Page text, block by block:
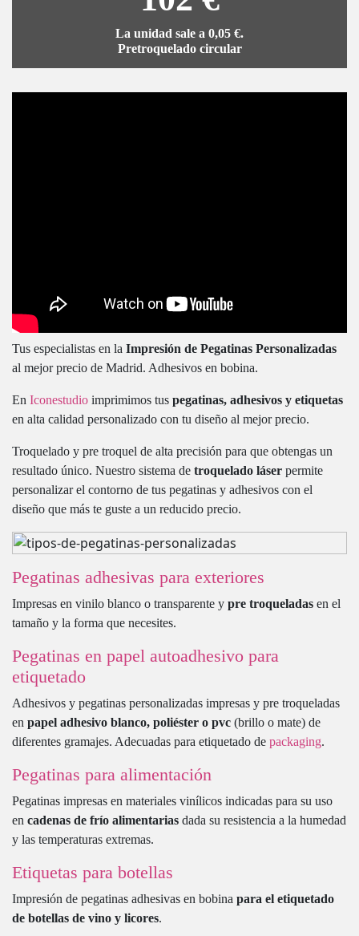
La unidad sale a 0,05 €.
Pretroquelado circular
Tus especialistas en la Impresión de Pegatinas Personalizadas
al mejor precio de Madrid. Adhesivos en bobina.
En Iconestudio imprimimos tus pegatinas, adhesivos y etiquetas
en alta calidad personalizado con tu diseño al mejor precio.
Troquelado y pre troquel de alta precisión para que obtengas un
resultado único. Nuestro sistema de troquelado láser permite
personalizar el contorno de tus pegatinas y adhesivos con el
diseño que más te guste a un reducido precio.
Pegatinas adhesivas para exteriores
Impresas en vinilo blanco o transparente y pre troqueladas en el
tamaño y la forma que necesites.
Pegatinas en papel autoadhesivo para
etiquetado
Adhesivos y pegatinas personalizadas impresas y pre troqueladas
en papel adhesivo blanco, poliéster o pvc (brillo o mate) de
diferentes gramajes. Adecuadas para etiquetado de packaging.
Pegatinas para alimentación
Pegatinas impresas en materiales vinílicos indicadas para su uso
en cadenas de frío alimentarias dada su resistencia a la humedad
y las temperaturas extremas.
Etiquetas para botellas
Impresión de pegatinas adhesivas en bobina para el etiquetado
de botellas de vino y licores.